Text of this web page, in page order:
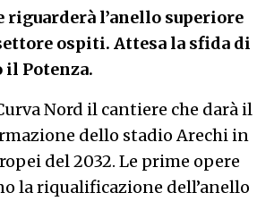
riguarderà l’anello superiore
ospiti. Attesa la sfida di
il Potenza.
Nord il cantiere che darà il
dello stadio Arechi in
del 2032. Le prime opere
la riqualificazione dell’anello